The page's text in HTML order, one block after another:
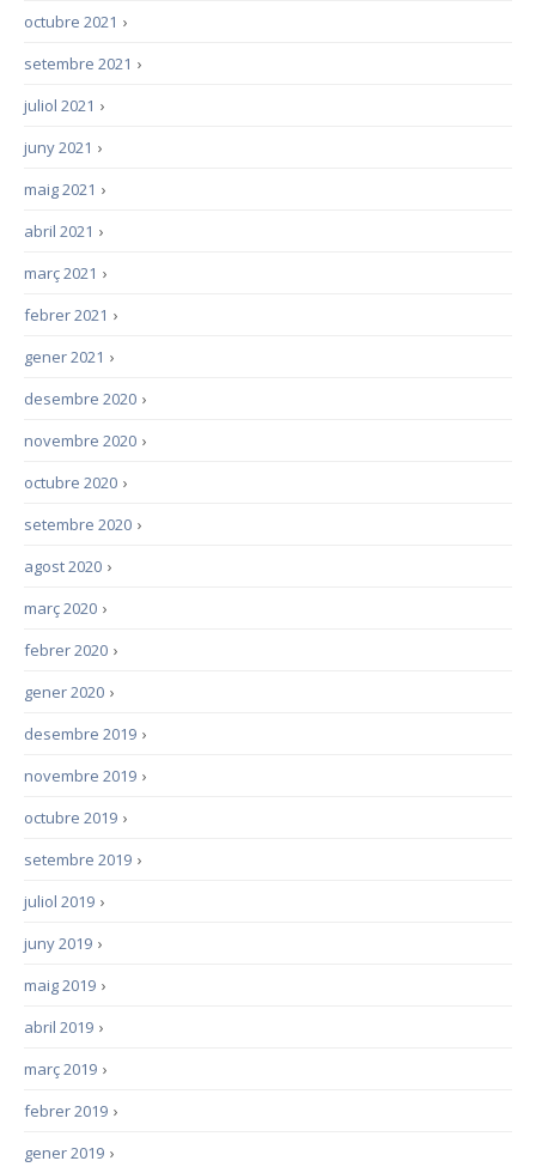
›
octubre 2021
›
setembre 2021
›
juliol 2021
›
juny 2021
›
maig 2021
›
abril 2021
›
març 2021
›
febrer 2021
›
gener 2021
›
desembre 2020
›
novembre 2020
›
octubre 2020
›
setembre 2020
›
agost 2020
›
març 2020
›
febrer 2020
›
gener 2020
›
desembre 2019
›
novembre 2019
›
octubre 2019
›
setembre 2019
›
juliol 2019
›
juny 2019
›
maig 2019
›
abril 2019
›
març 2019
›
febrer 2019
›
gener 2019